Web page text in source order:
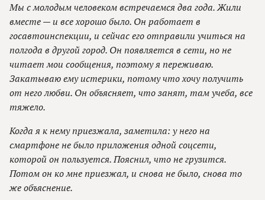
Мы с молодым человеком встречаемся два года. Жили
вместе — и все хорошо было. Он работает в
госавтоинспекции, и сейчас его отправили учиться на
полгода в другой город. Он появляется в сети, но не
читает мои сообщения, поэтому я переживаю.
Закатываю ему истерики, потому что хочу получить
от него любви. Он объясняет, что занят, там учеба, все
тяжело.
Когда я к нему приезжала, заметила: у него на
смартфоне не было приложения одной соцсети,
которой он пользуется. Пояснил, что не грузится.
Потом он ко мне приезжал, и снова не было, снова то
же объяснение.